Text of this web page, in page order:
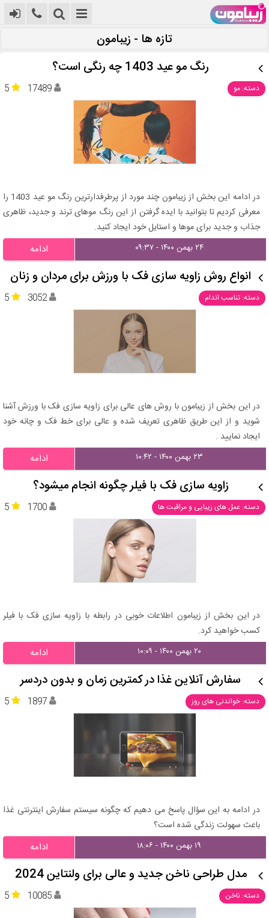
تازه ها - زیبامون
رنگ مو عید 1403 چه رنگی است؟
دسته: مو 5 17489
در ادامه این بخش از زیبامون چند مورد از پرطرفدارترین رنگ مو عید 1403 را
معرفی کردیم تا بتوانید با ایده گرفتن از این رنگ موهای ترند و جدید، ظاهری
جذاب و جدید برای موها و استایل خود ایجاد کنید.
۲۴ بهمن ۱۴۰۰ - ۰۹:۳۷ ادامه
انواع روش زاویه سازی فک با ورزش برای مردان و زنان
دسته: تناسب اندام 5 3052
در این بخش از زیبامون با روش های عالی برای زاویه سازی فک با ورزش آشنا
شوید و از این طریق ظاهری تعریف شده و عالی برای خط فک و چانه خود
ایجاد نمایید .
۲۳ بهمن ۱۴۰۰ - ۱۰:۴۲ ادامه
زاویه سازی فک با فیلر چگونه انجام میشود؟
دسته: عمل های زیبایی و مراقبت ها 5 1700
در این بخش از زیبامون اطلاعات خوبی در رابطه با زاویه سازی فک با فیلر
کسب خواهید کرد.
۲۰ بهمن ۱۴۰۰ - ۱۰:۰۹ ادامه
سفارش آنلاین غذا در کمترین زمان و بدون دردسر
دسته: خواندنی های روز 5 1897
در ادامه به این سؤال پاسخ می دهیم که چگونه سیستم سفارش اینترنتی غذا
باعث سهولت زندگی شده است؟
۱۹ بهمن ۱۴۰۰ - ۱۸:۰۶ ادامه
مدل طراحی ناخن جدید و عالی برای ولنتاین 2024
دسته: ناخن 5 10085